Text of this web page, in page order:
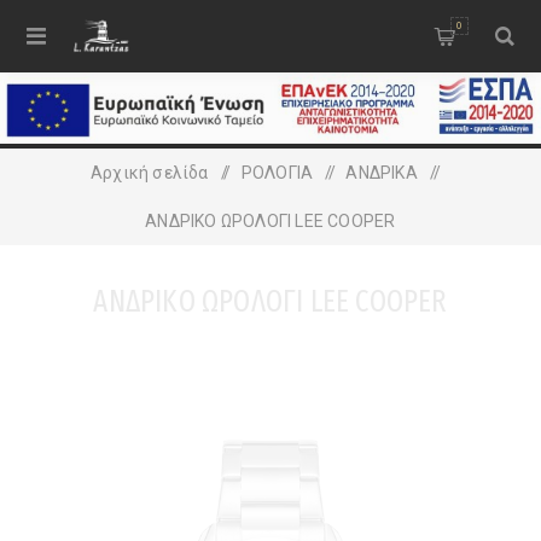
0
Αρχική σελίδα / ΡΟΛΟΓΙΑ / ΑΝΔΡΙΚA /
ΑΝΔΡΙΚΟ ΩΡΟΛΟΓΙ LEE COOPER